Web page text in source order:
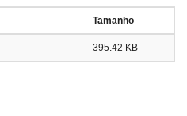
Tamanho
395.42 KB